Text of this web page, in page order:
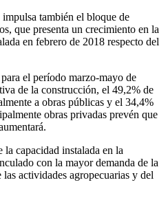
también el bloque de
que presenta un crecimiento en la
en febrero de 2018 respecto del
el período marzo-mayo de
de la construcción, el 49,2% de
a obras públicas y el 34,4%
obras privadas prevén que
capacidad instalada en la
con la mayor demanda de la
actividades agropecuarias y del